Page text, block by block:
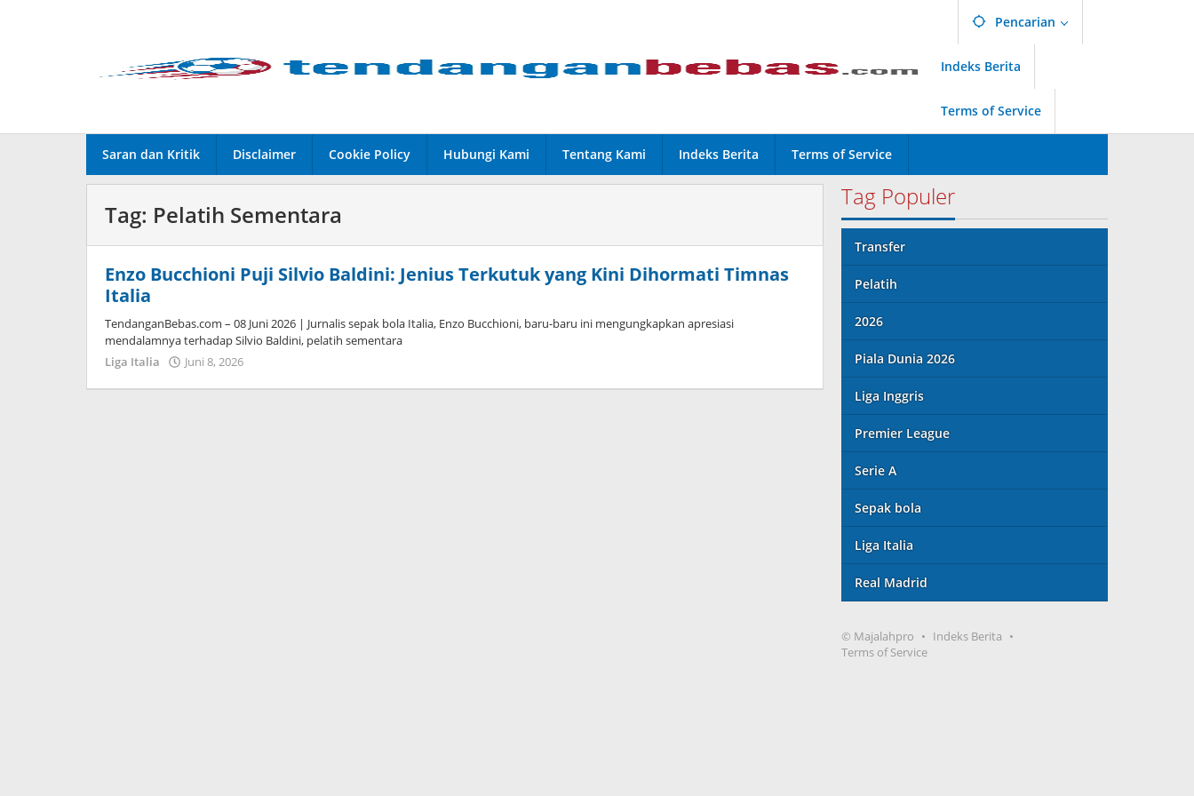
Pencarian
Indeks Berita
Terms of Service
Saran dan Kritik Disclaimer Cookie Policy Hubungi Kami Tentang Kami Indeks Berita Terms of Service
Tag: Pelatih Sementara
Enzo Bucchioni Puji Silvio Baldini: Jenius Terkutuk yang Kini Dihormati Timnas
Italia
TendanganBebas.com – 08 Juni 2026 | Jurnalis sepak bola Italia, Enzo Bucchioni, baru-baru ini mengungkapkan apresiasi
mendalamnya terhadap Silvio Baldini, pelatih sementara
Liga Italia
Juni 8, 2026
Tag Populer
Transfer
Pelatih
2026
Piala Dunia 2026
Liga Inggris
Premier League
Serie A
Sepak bola
Liga Italia
Real Madrid
© Majalahpro
Indeks Berita
Terms of Service